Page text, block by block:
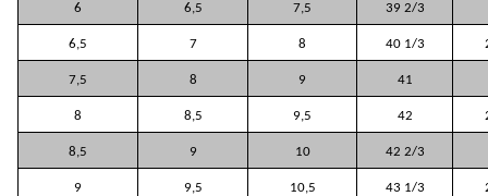
6 6,5 7,5 39 2/3
6,5 7 8 40 1/3
7,5 8 9 41
8 8,5 9,5 42
8,5 9 10 42 2/3
9 9,5 10,5 43 1/3